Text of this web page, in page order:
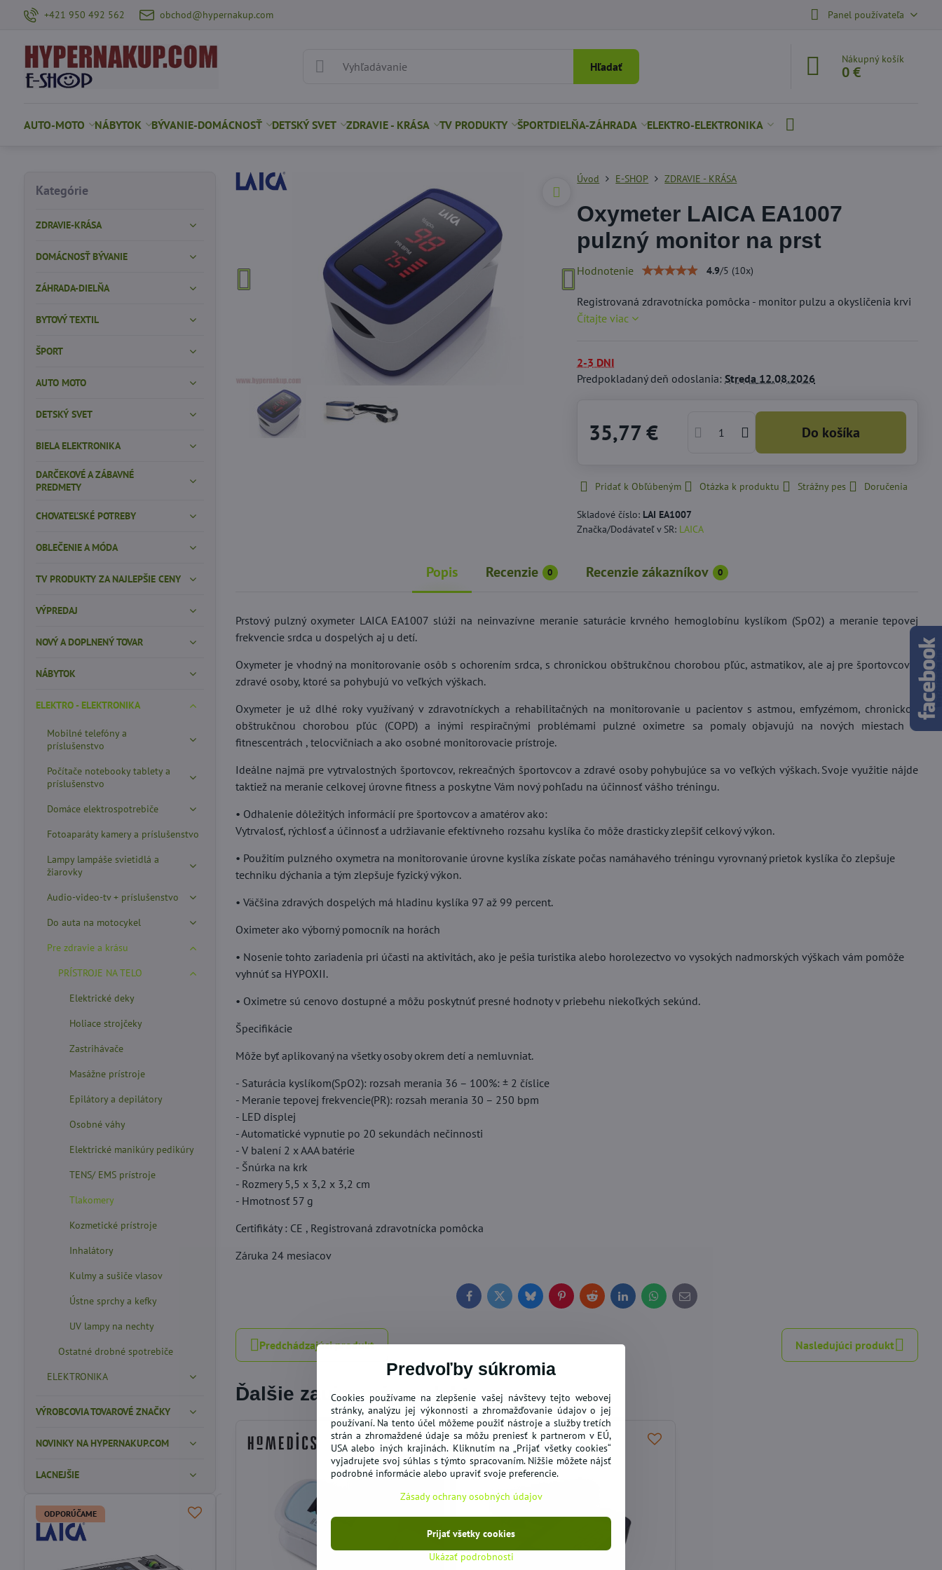
+421 950 492 562 obchod@hypernakup.com Panel používateľa
Hľadať
Nákupný košík
0 €
AUTO-MOTO NÁBYTOK BÝVANIE-DOMÁCNOSŤ DETSKÝ SVET ZDRAVIE - KRÁSA TV PRODUKTY ŠPORTDIELŇA-ZÁHRADA ELEKTRO-ELEKTRONIKA
Úvod E-SHOP ZDRAVIE - KRÁSA
Oxymeter LAICA EA1007
pulzný monitor na prst
Hodnotenie 4.9/5 (10x)
Registrovaná zdravotnícka pomôcka - monitor pulzu a okysličenia krvi
Čítajte viac
2-3 DNI
Predpokladaný deň odoslania:Streda 12.08.2026
35,77 € Do košíka
Pridať k Obľúbeným Otázka k produktu Strážny pes Doručenia
Skladové číslo: LAI EA1007
Značka/Dodávateľ v SR: LAICA
Popis Recenzie 0 Recenzie zákazníkov 0
Prstový pulzný oxymeter LAICA EA1007 slúži na neinvazívne meranie saturácie krvného hemoglobínu kyslíkom (SpO2) a meranie tepovej
frekvencie srdca u dospelých aj u detí.
Oxymeter je vhodný na monitorovanie osôb s ochorením srdca, s chronickou obštrukčnou chorobou pľúc, astmatikov, ale aj pre športovcov a
zdravé osoby, ktoré sa pohybujú vo veľkých výškach.
Oxymeter je už dlhé roky využívaný v zdravotníckych a rehabilitačných na monitorovanie u pacientov s astmou, emfyzémom, chronickou
obštrukčnou chorobou pľúc (COPD) a inými respiračnými problémami pulzné oximetre sa pomaly objavujú na nových miestach –
fitnescentrách , telocvičniach a ako osobné monitorovacie prístroje.
Ideálne najmä pre vytrvalostných športovcov, rekreačných športovcov a zdravé osoby pohybujúce sa vo veľkých výškach. Svoje využitie nájde
taktiež na meranie celkovej úrovne fitness a poskytne Vám nový pohľadu na účinnosť vášho tréningu.
• Odhalenie dôležitých informácií pre športovcov a amatérov ako:
Vytrvalosť, rýchlosť a účinnosť a udržiavanie efektívneho rozsahu kyslíka čo môže drasticky zlepšiť celkový výkon.
• Použitím pulzného oxymetra na monitorovanie úrovne kyslíka získate počas namáhavého tréningu vyrovnaný prietok kyslíka čo zlepšuje
techniku dýchania a tým zlepšuje fyzický výkon.
• Väčšina zdravých dospelých má hladinu kyslíka 97 až 99 percent.
Oximeter ako výborný pomocník na horách
• Nosenie tohto zariadenia pri účasti na aktivitách, ako je pešia turistika alebo horolezectvo vo vysokých nadmorských výškach vám pomôže
vyhnúť sa HYPOXII.
• Oximetre sú cenovo dostupné a môžu poskytnúť presné hodnoty v priebehu niekoľkých sekúnd.
Špecifikácie
Môže byť aplikovaný na všetky osoby okrem detí a nemluvniat.
- Saturácia kyslíkom(SpO2): rozsah merania 36 – 100%: ± 2 číslice
- Meranie tepovej frekvencie(PR): rozsah merania 30 – 250 bpm
- LED displej
- Automatické vypnutie po 20 sekundách nečinnosti
- V balení 2 x AAA batérie
- Šnúrka na krk
- Rozmery 5,5 x 3,2 x 3,2 cm
- Hmotnosť 57 g
Certifikáty : CE , Registrovaná zdravotnícka pomôcka
Záruka 24 mesiacov
FacebookTwitterBlueskyPinterestRedditLinkedInWhatsApp
E-
mail
Predchádzajúci produkt Nasledujúci produkt
Ďalšie zaujmavé produkty
Kategórie
ZDRAVIE-KRÁSA
DOMÁCNOSŤ BÝVANIE
ZÁHRADA-DIELŇA
BYTOVÝ TEXTIL
ŠPORT
AUTO MOTO
DETSKÝ SVET
BIELA ELEKTRONIKA
DARČEKOVÉ A ZÁBAVNÉ
PREDMETY
CHOVATEĽSKÉ POTREBY
OBLEČENIE A MÓDA
TV PRODUKTY ZA NAJLEPŠIE CENY
VÝPREDAJ
NOVÝ A DOPLNENÝ TOVAR
NÁBYTOK
ELEKTRO - ELEKTRONIKA
Mobilné telefóny a
príslušenstvo
Počítače notebooky tablety a
príslušenstvo
Domáce elektrospotrebiče
Fotoaparáty kamery a príslušenstvo
Lampy lampáše svietidlá a
žiarovky
Audio-video-tv + príslušenstvo
Do auta na motocykel
Pre zdravie a krásu
PRÍSTROJE NA TELO
Elektrické deky
Holiace strojčeky
Zastrihávače
Masážne prístroje
Epilátory a depilátory
Osobné váhy
Elektrické manikúry pedikúry
TENS/ EMS prístroje
Tlakomery
Kozmetické prístroje
Inhalátory
Kulmy a sušiče vlasov
Ústne sprchy a kefky
UV lampy na nechty
Ostatné drobné spotrebiče
ELEKTRONIKA
VÝROBCOVIA TOVAROVÉ ZNAČKY
NOVINKY NA HYPERNAKUP.COM
LACNEJŠIE
ODPORÚČAME
ODPORÚČAME
Predvoľby súkromia
Cookies používame na zlepšenie vašej návštevy tejto webovej
stránky, analýzu jej výkonnosti a zhromažďovanie údajov o jej
používaní. Na tento účel môžeme použiť nástroje a služby tretích
strán a zhromaždené údaje sa môžu preniesť k partnerom v EÚ,
USA alebo iných krajinách. Kliknutím na „Prijať všetky cookies“
vyjadrujete svoj súhlas s týmto spracovaním. Nižšie môžete nájsť
podrobné informácie alebo upraviť svoje preferencie.
Zásady ochrany osobných údajov
Ukázať podrobnosti
Prijať všetky cookies